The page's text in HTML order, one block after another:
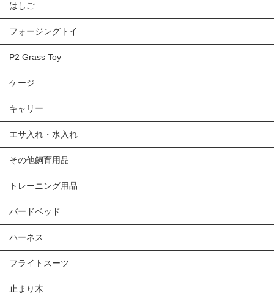
はしご
フォージングトイ
P2 Grass Toy
ケージ
キャリー
エサ入れ・水入れ
その他飼育用品
トレーニング用品
バードベッド
ハーネス
フライトスーツ
止まり木